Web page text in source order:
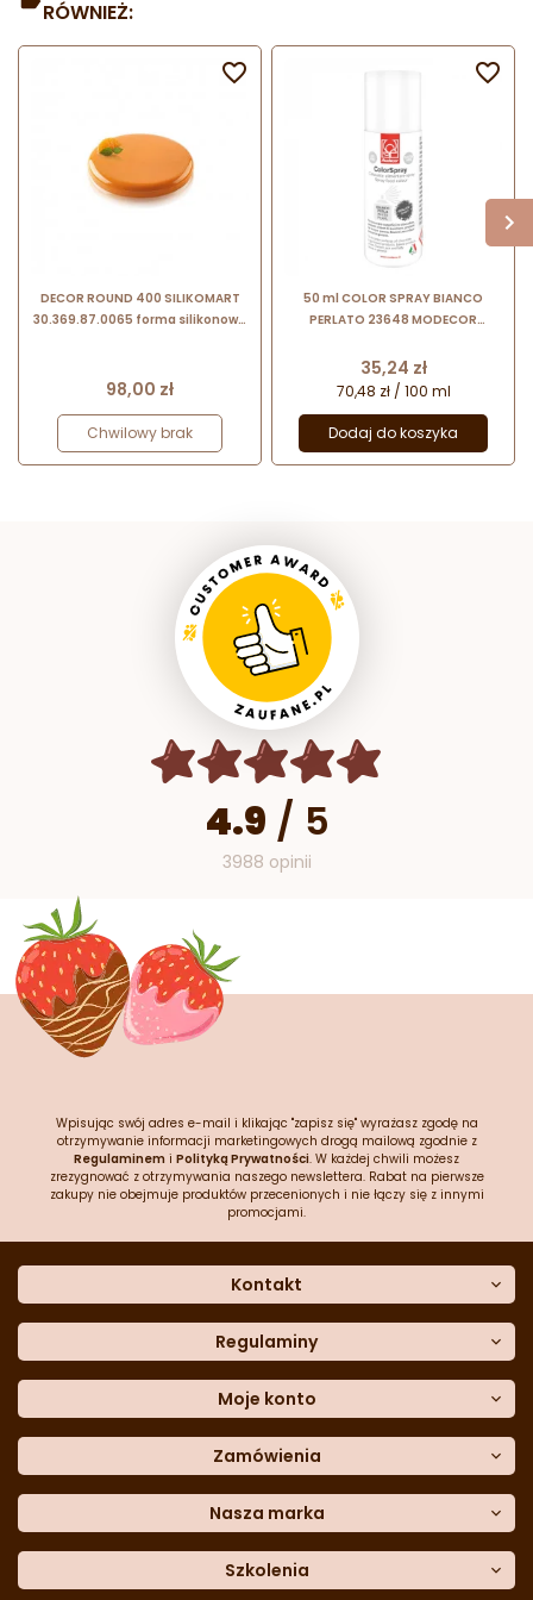
RÓWNIEŻ:
DECOR ROUND 400 SILIKOMART
30.369.87.0065 forma silikonowa
Cena
98,00 zł
Chwilowy brak

50 ml COLOR SPRAY BIANCO
PERLATO 23648 MODECOR
dekoracji bez bieli tytanowej
Cena
35,24 zł
70,48 zł / 100 ml
Dodaj do koszyka

4.9 / 5
3988 opinii
Wpisując swój adres e-mail i klikając "zapisz się" wyrażasz zgodę na
otrzymywanie informacji marketingowych drogą mailową zgodnie z
Regulaminem i Polityką Prywatności. W każdej chwili możesz
zrezygnować z otrzymywania naszego newslettera. Rabat na pierwsze
zakupy nie obejmuje produktów przecenionych i nie łączy się z innymi
promocjami.
Kontakt
Dane kontaktowe
Często zadawane pytania
Sklep stacjonarny
Formularz kontaktowy
Blog
telefon:601 767 272
Regulaminy
Polityka prywatności
Polityka cookies
Polityka reklamacji
Polityka zwrotów
Dostępność cyfrowa
Moje konto
Moje dane
Historia zamówień
Lista ulubionych
Moje rabaty
Zamówienia
Metody płatności
Dane do przelewu
Formularzreklamacji
Formularzzwrotu
Nasza marka
Trio Gelato
CDN
Szkolenia